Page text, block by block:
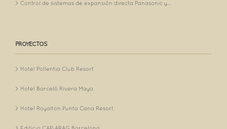
Control de sistemas de expansión directa Panasonic y...
PROYECTOS
Hotel Pollentia Club Resort
Hotel Barceló Rivera Maya
Hotel Royalton Punta Cana Resort